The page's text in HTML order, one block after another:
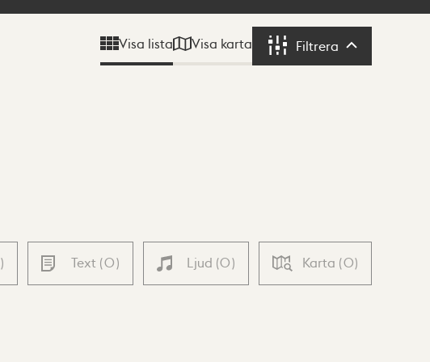
Visa lista Visa karta Filtrera Filtrera
) Text (0) Ljud (0) Karta (0)